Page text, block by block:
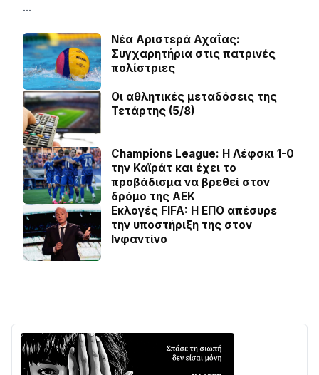
…
Νέα Αριστερά Αχαΐας:
Συγχαρητήρια στις πατρινές
πολίστριες
Οι αθλητικές μεταδόσεις της
Τετάρτης (5/8)
Champions League: Η Λέφσκι 1-0
την Καϊράτ και έχει το
προβάδισμα να βρεθεί στον
δρόμο της ΑΕΚ
Εκλογές FIFA: Η ΕΠΟ απέσυρε
την υποστήριξη της στον
Ινφαντίνο